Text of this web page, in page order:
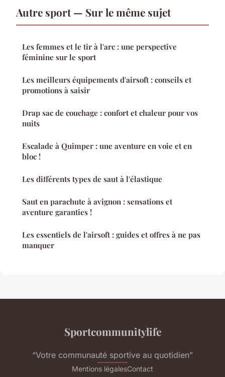
Autre sport — Sur le même sujet
Les femmes et le tir à l'arc : une perspective
féminine sur le sport
Les meilleurs équipements d'airsoft : conseils et
promotions à saisir
Drap sac de couchage : confort et chaleur pour vos
nuits
Escalade à Quimper : une aventure en voie et en
bloc !
Les différents types de saut à l'élastique
Saut en parachute à avignon : sensations et
aventure garanties !
Les essentiels de l'airsoft : guides et offres à ne pas
manquer
Sportcommunitylife
“Votre communauté sportive au quotidien”
Mentions légalesContact